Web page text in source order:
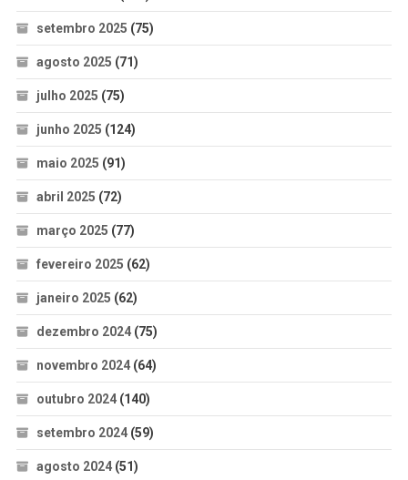
setembro 2025 (75)
agosto 2025 (71)
julho 2025 (75)
junho 2025 (124)
maio 2025 (91)
abril 2025 (72)
março 2025 (77)
fevereiro 2025 (62)
janeiro 2025 (62)
dezembro 2024(75)
novembro 2024(64)
outubro 2024(140)
setembro 2024(59)
agosto 2024(51)